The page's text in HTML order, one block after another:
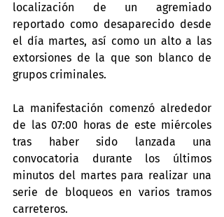
localización de un agremiado
reportado como desaparecido desde
el día martes, así como un alto a las
extorsiones de la que son blanco de
grupos criminales.
La manifestación comenzó alrededor
de las 07:00 horas de este miércoles
tras haber sido lanzada una
convocatoria durante los últimos
minutos del martes para realizar una
serie de bloqueos en varios tramos
carreteros.